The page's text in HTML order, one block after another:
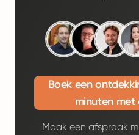
Boek een
minuten met
Maak een afspraak